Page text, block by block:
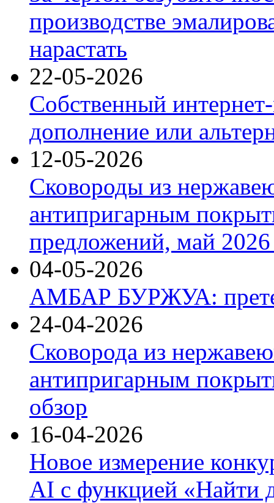
производстве
нарастать
22-05-2026
Собственный
дополнение или
12-05-2026
Сковороды из
антипригарным
предложений, май 2026
04-05-2026
АМБАР БУРЖУА:
24-04-2026
Сковорода из
антипригарным
обзор
16-04-2026
Новое измерение
AI с функцией «Найти